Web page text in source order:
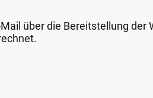
über die Bereitstellung der